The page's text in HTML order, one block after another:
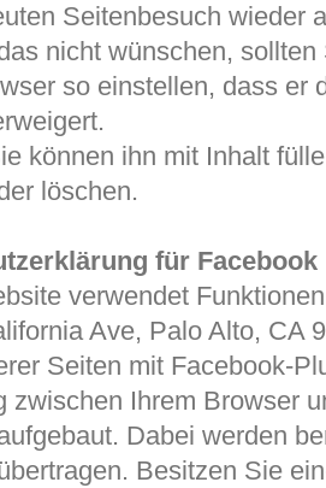
Seitenbesuch wieder
nicht wünschen, sollten
so einstellen, dass er
können ihn mit Inhalt
löschen.
für Facebook
verwendet
Ave, Palo Alto, CA
Seiten mit Facebook-
zwischen Ihrem Browser
Dabei werden
Besitzen Sie